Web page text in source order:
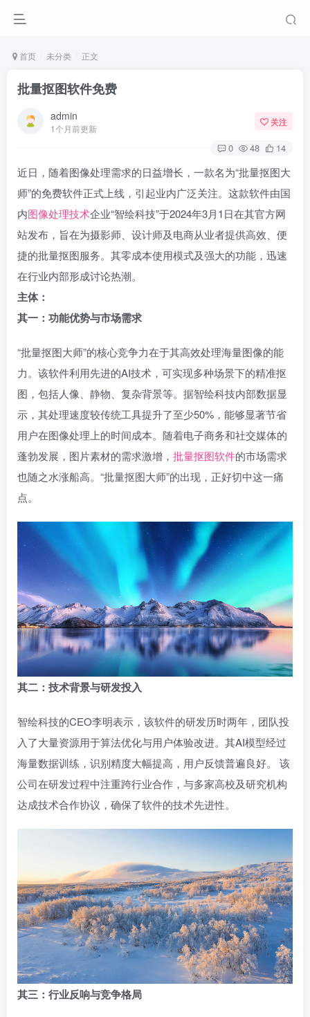
首页 未分类 正文
批量抠图软件免费
admin
1个月前更新
关注
0 48 14
近日，随着图像处理需求的日益增长，一款名为“批量抠图大
师”的免费软件正式上线，引起业内广泛关注。这款软件由国
内图像处理技术企业“智绘科技”于2024年3月1日在其官方网
站发布，旨在为摄影师、设计师及电商从业者提供高效、便
捷的批量抠图服务。其零成本使用模式及强大的功能，迅速
在行业内部形成讨论热潮。
主体：
其一：功能优势与市场需求
“批量抠图大师”的核心竞争力在于其高效处理海量图像的能
力。该软件利用先进的AI技术，可实现多种场景下的精准抠
图，包括人像、静物、复杂背景等。据智绘科技内部数据显
示，其处理速度较传统工具提升了至少50%，能够显著节省
用户在图像处理上的时间成本。随着电子商务和社交媒体的
蓬勃发展，图片素材的需求激增， 批量抠图软件的市场需求
也随之水涨船高。“批量抠图大师”的出现，正好切中这一痛
点。
其二：技术背景与研发投入
智绘科技的CEO李明表示，该软件的研发历时两年，团队投
入了大量资源用于算法优化与用户体验改进。其AI模型经过
海量数据训练，识别精度大幅提高，用户反馈普遍良好。 该
公司在研发过程中注重跨行业合作，与多家高校及研究机构
达成技术合作协议，确保了软件的技术先进性。
其三：行业反响与竞争格局